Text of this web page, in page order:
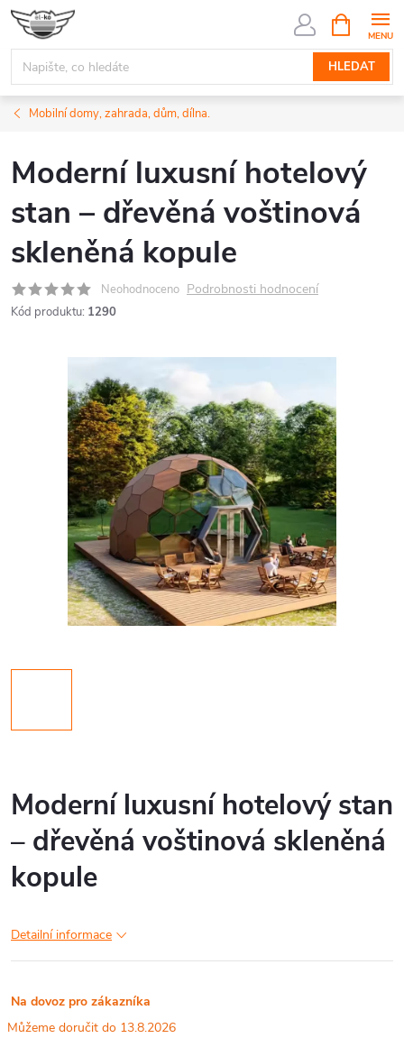
Přejít
obsah
HLEDAT
NÁKUPNÍ
KOŠÍK
Mobilní domy, zahrada, dům, dílna.
Moderní luxusní hotelový
stan – dřevěná voštinová
skleněná kopule
Neohodnoceno Podrobnosti hodnocení
Kód produktu: 1290
Moderní luxusní hotelový stan
– dřevěná voštinová skleněná
kopule
Detailní informace
Na dovoz pro zákazníka
13.8.2026